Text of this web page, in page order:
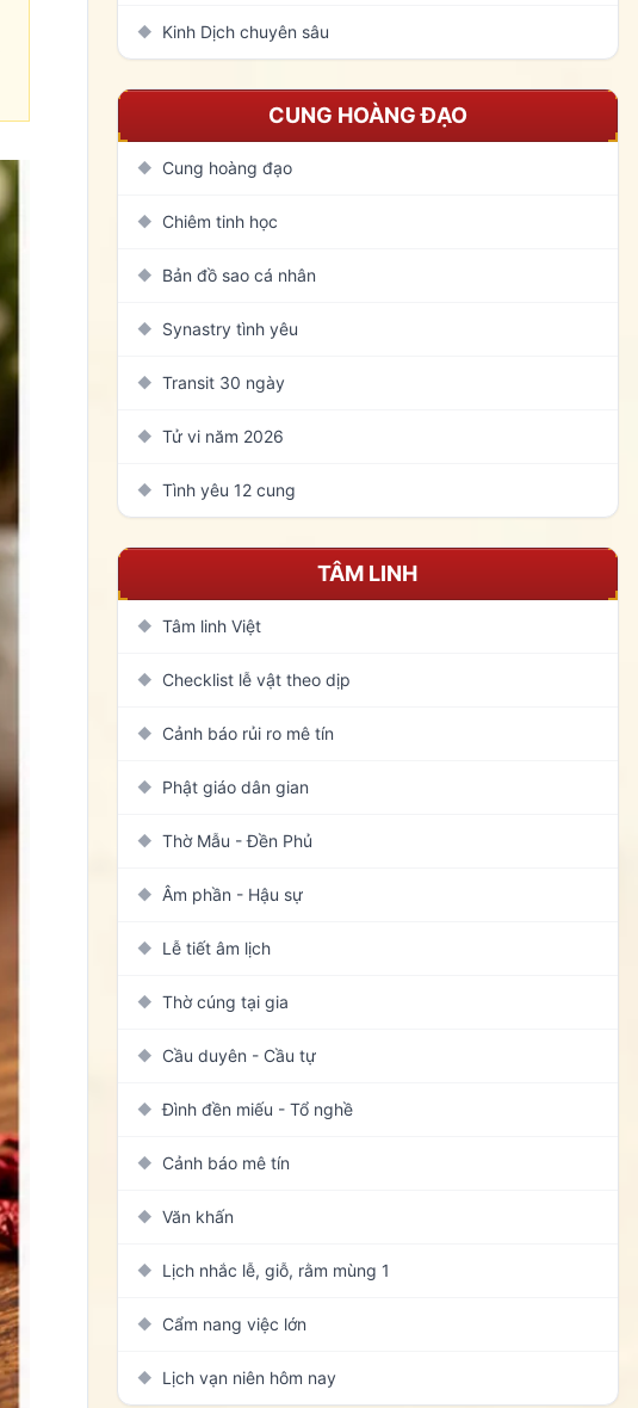
◆ Kinh Dịch chuyên sâu
CUNG HOÀNG ĐẠO
◆ Cung hoàng đạo
◆ Chiêm tinh học
◆ Bản đồ sao cá nhân
◆ Synastry tình yêu
◆ Transit 30 ngày
◆ Tử vi năm 2026
◆ Tình yêu 12 cung
TÂM LINH
◆ Tâm linh Việt
◆ Checklist lễ vật theo dịp
◆ Cảnh báo rủi ro mê tín
◆ Phật giáo dân gian
◆ Thờ Mẫu - Đền Phủ
◆ Âm phần - Hậu sự
◆ Lễ tiết âm lịch
◆ Thờ cúng tại gia
◆ Cầu duyên - Cầu tự
◆ Đình đền miếu - Tổ nghề
◆ Cảnh báo mê tín
◆ Văn khấn
◆ Lịch nhắc lễ, giỗ, rằm mùng 1
◆ Cẩm nang việc lớn
◆ Lịch vạn niên hôm nay